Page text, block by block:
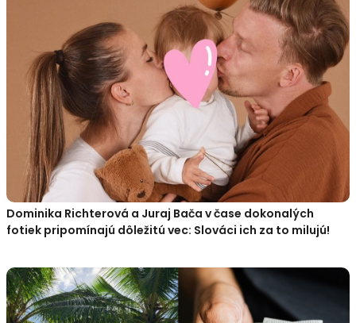
Dominika Richterová a Juraj Bača v čase dokonalých
fotiek pripomínajú dôležitú vec: Slováci ich za to milujú!